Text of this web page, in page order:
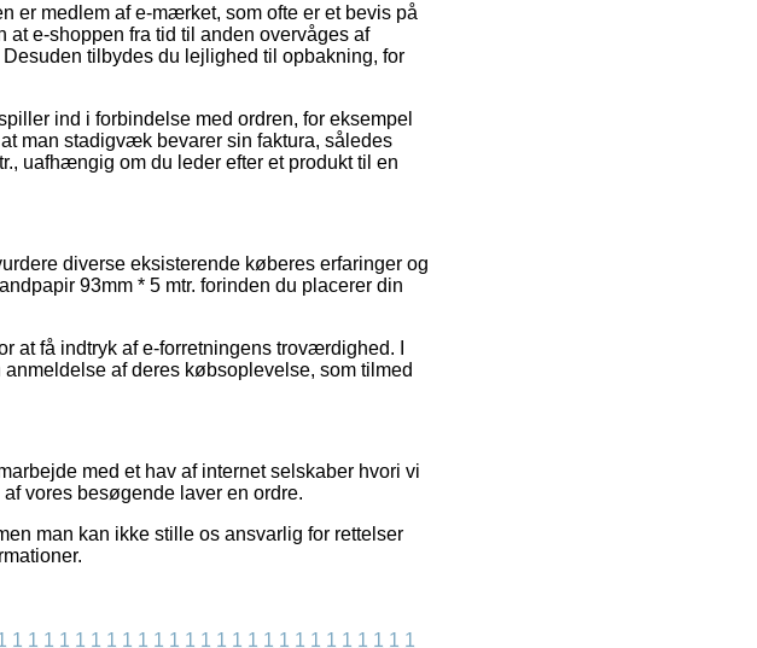
er medlem af e-mærket, som ofte er et bevis på
e-shoppen fra tid til anden overvåges af
tilbydes du lejlighed til opbakning, for
ind i forbindelse med ordren, for eksempel
man stadigvæk bevarer sin faktura, således
uafhængig om du leder efter et produkt til en
diverse eksisterende køberes erfaringer og
93mm * 5 mtr. forinden du placerer din
at få indtryk af e-forretningens troværdighed. I
af deres købsoplevelse, som tilmed
med et hav af internet selskaber hvori vi
vores besøgende laver en ordre.
man kan ikke stille os ansvarlig for rettelser
1 1 1 1 1 1 1 1 1 1 1 1 1 1 1 1 1 1 1 1 1 1 1 1 1 1